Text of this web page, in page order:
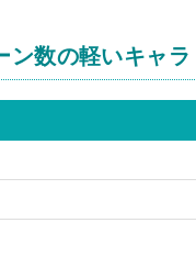
ン数の軽いキャラ